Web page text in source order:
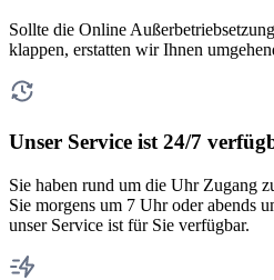
Sollte die Online
klappen, erstatten wir Ihnen
Unser Service ist 24/7
Sie haben rund um die Uhr Zugang
Sie morgens um 7 Uhr oder abends
unser Service ist für Sie verfügbar.